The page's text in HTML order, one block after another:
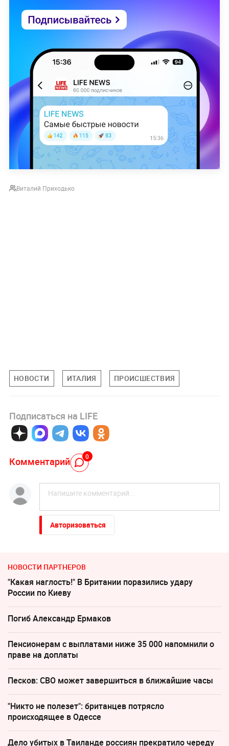
Виталий Приходько
НОВОСТИ ИТАЛИЯ ПРОИСШЕСТВИЯ
Подписаться на LIFE
Комментарий 0
Авторизоваться
НОВОСТИ ПАРТНЕРОВ
"Какая наглость!" В Британии поразились удару
России по Киеву
Погиб Александр Ермаков
Пенсионерам с выплатами ниже 35 000 напомнили о
праве на доплаты
Песков: СВО может завершиться в ближайшие часы
"Никто не полезет": британцев потрясло
происходящее в Одессе
Дело убитых в Таиланде россиян прекратило череду